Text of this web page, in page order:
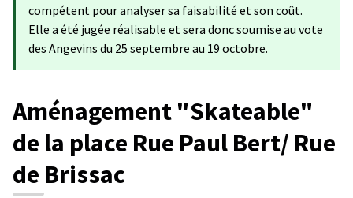
compétent pour analyser sa faisabilité et son coût.
Elle a été jugée réalisable et sera donc soumise au vote
des Angevins du 25 septembre au 19 octobre.
Aménagement "Skateable"
de la place Rue Paul Bert/ Rue
de Brissac